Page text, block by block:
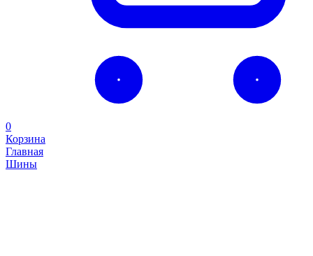
0
Корзина
Главная
Шины